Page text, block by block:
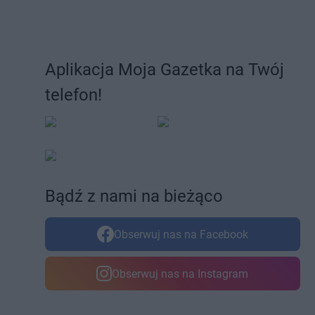
Aplikacja Moja Gazetka na Twój
telefon!
Bądź z nami na bieżąco
Obserwuj nas na Facebook
Obserwuj nas na Instagram